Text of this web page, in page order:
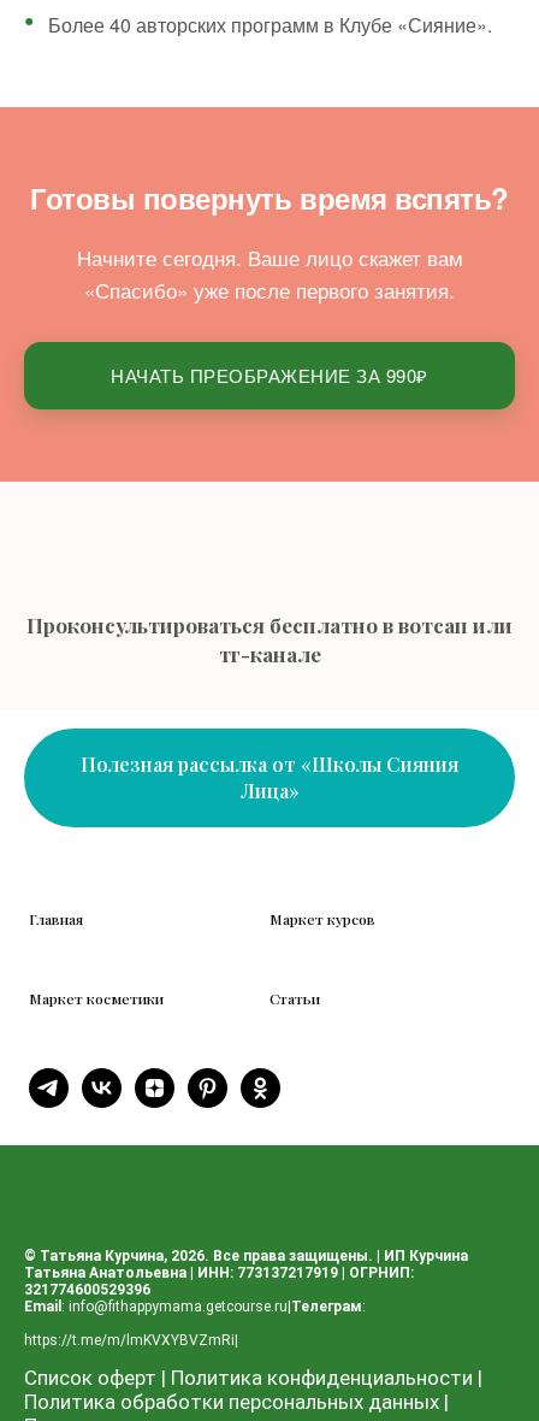
Более 40 авторских программ в Клубе «Сияние».
Готовы повернуть время вспять?
Начните сегодня. Ваше лицо скажет вам
«Спасибо» уже после первого занятия.
НАЧАТЬ ПРЕОБРАЖЕНИЕ ЗА 990₽
Проконсультироваться бесплатно в вотсап или
тг-канале
Полезная рассылка от «Школы Сияния
Лица»
Главная Маркет курсов
Маркет косметики Статьи
© Татьяна Курчина, 2026. Все права защищены. | ИП Курчина
Татьяна Анатольевна | ИНН: 773137217919 | ОГРНИП:
321774600529396
Email : info@fithappymama.getcourse.ru|Телеграм:
https://t.me/m/lmKVXYBVZmRi|
Список оферт | Политика конфиденциальности |
Политика обработки персональных данных |